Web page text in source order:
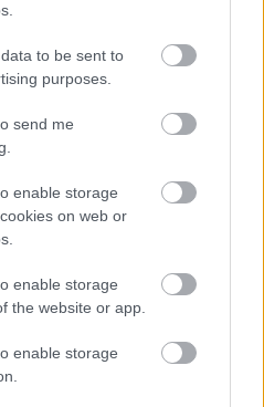
to be sent to
purposes.
send me
enable storage
on web or
enable storage
the website or app.
enable storage
autó
kerültek a különböző
ajánlóban: Ez persze nem
féle Mercedes 220 SE-t
és kiváló állapotban
doboz is jár mellé. Ha
akkor érdemes
os áron megvásárolható